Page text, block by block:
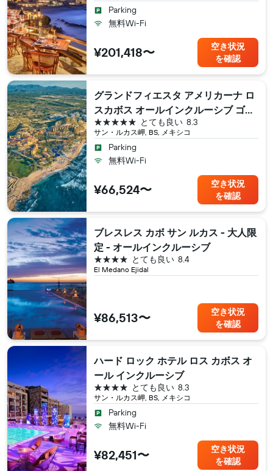
Parking
無料Wi-Fi
¥201,418〜
空き状況
を確認
グランドフィエスタ アメリカーナ ロ
スカボス オールインクルーシブ ゴル
フ & スパ
サン・ルカス岬, BS, メキシコ
8.3
とても良い
5つ星
Parking
無料Wi-Fi
¥66,524〜
空き状況
を確認
ブレスレス カボ サン ルカス - 大人限
定 - オールインクルーシブ
El Medano Ejidal
8.4
とても良い
4つ星
¥86,513〜
空き状況
を確認
ハード ロック ホテル ロス カボス オ
ール インクルーシブ
サン・ルカス岬, BS, メキシコ
8.3
とても良い
4つ星
Parking
無料Wi-Fi
¥82,451〜
空き状況
を確認